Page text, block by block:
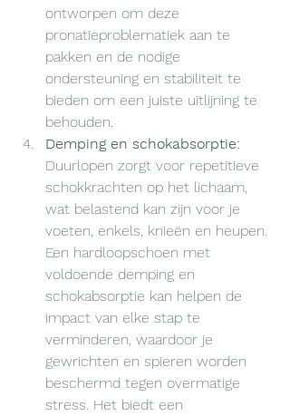
ontworpen om deze
pronatieproblematiek aan te
pakken en de nodige
ondersteuning en stabiliteit te
bieden om een ​​juiste uitlijning te
behouden.
Demping en schokabsorptie:
Duurlopen zorgt voor repetitieve
schokkrachten op het lichaam,
wat belastend kan zijn voor je
voeten, enkels, knieën en heupen.
Een hardloopschoen met
voldoende demping en
schokabsorptie kan helpen de
impact van elke stap te
verminderen, waardoor je
gewrichten en spieren worden
beschermd tegen overmatige
stress. Het biedt een